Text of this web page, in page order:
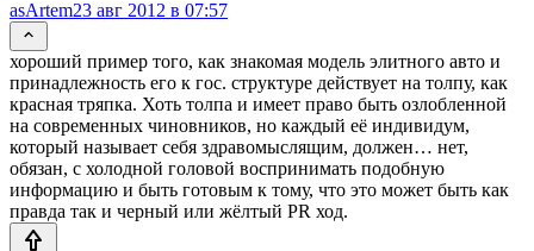
asArtem23 авг 2012 в 07:57
хороший пример того, как знакомая модель элитного авто и
принадлежность его к гос. структуре действует на толпу, как
красная тряпка. Хоть толпа и имеет право быть озлобленной
на современных чиновников, но каждый её индивидум,
который называет себя здравомыслящим, должен… нет,
обязан, с холодной головой воспринимать подобную
информацию и быть готовым к тому, что это может быть как
правда так и черный или жёлтый PR ход.